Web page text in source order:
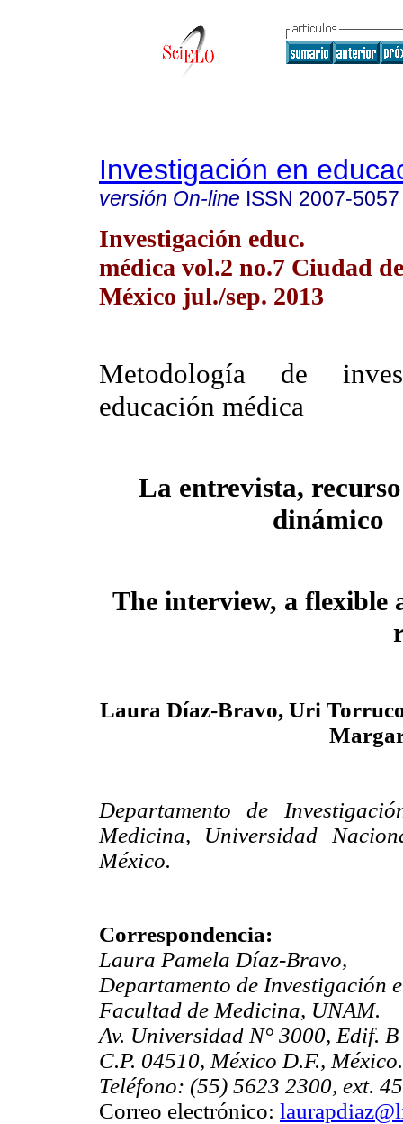
Investigación en
versión On-line ISSN 2007-5057
Investigación educ.
médica vol.2 no.7 Ciudad de
México jul./sep. 2013
Metodología de
educación médica
La entrevista,
dinámico
The interview, a flexible
Laura Díaz-Bravo, Uri
Departamento de
Medicina, Universidad
México.
Correspondencia:
Laura Pamela Díaz-Bravo,
Departamento de Investigación
Facultad de Medicina, UNAM.
Av. Universidad N° 3000, Edif.
C.P. 04510, México D.F., México.
Teléfono: (55) 5623 2300, ext.
Correo electrónico: